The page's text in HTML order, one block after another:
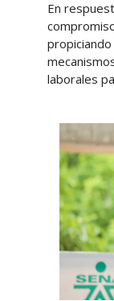
En
laborales